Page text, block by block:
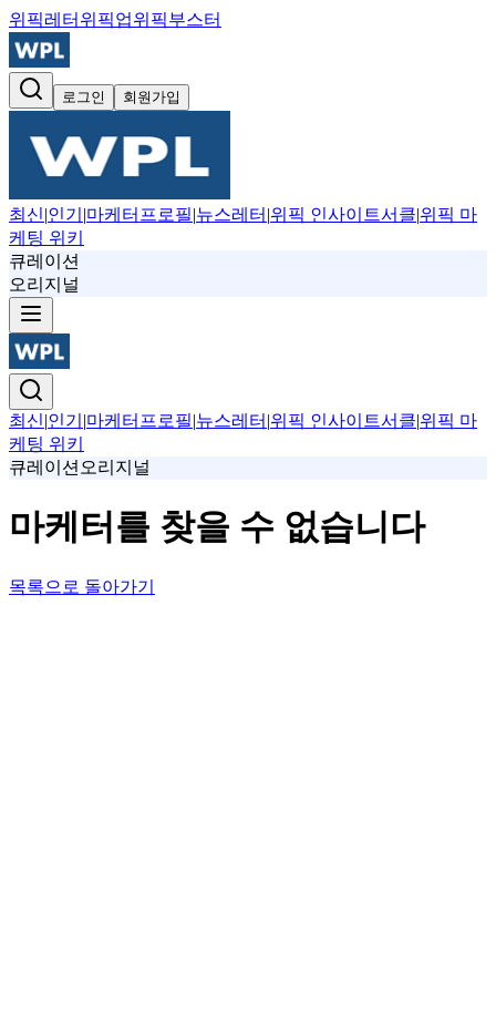
위픽레터 위픽업위픽부스터
로그인 회원가입
최신|인기 |마케터프로필|뉴스레터 |위픽 인사이트서클|위픽 마
케팅 위키
큐레이션
오리지널
최신|인기 |마케터프로필|뉴스레터 |위픽 인사이트서클|위픽 마
케팅 위키
큐레이션 오리지널
마케터를 찾을 수 없습니다
목록으로 돌아가기